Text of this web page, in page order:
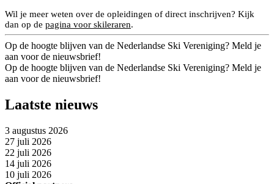
Wil je meer weten over de opleidingen of direct inschrijven? Kijk
dan op de pagina voor skileraren.
Op de hoogte blijven van de Nederlandse Ski Vereniging? Meld je
aan voor de nieuwsbrief!
Op de hoogte blijven van de Nederlandse Ski Vereniging? Meld je
aan voor de nieuwsbrief!
Laatste nieuws
3 augustus 2026
27 juli 2026
22 juli 2026
14 juli 2026
10 juli 2026